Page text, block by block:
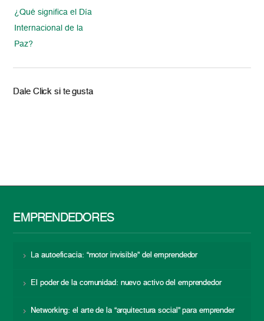
¿Qué significa el Día
Internacional de la
Paz?
Dale Click si te gusta
EMPRENDEDORES
La autoeficacia: “motor invisible” del emprendedor
El poder de la comunidad: nuevo activo del emprendedor
Networking: el arte de la “arquitectura social” para emprender